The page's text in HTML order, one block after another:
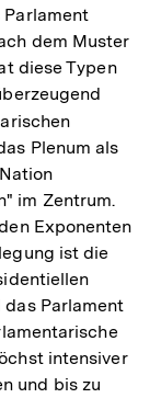
Parlament
dem Muster
diese Typen
Plenum als
im Zentrum.
Exponenten
ist die
Parlament
intensiver
und bis zu